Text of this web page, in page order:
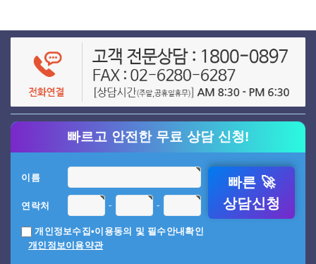
빠르고 안전한 무료 상담 신청!
이름
연락처 - -
개인정보수집•이용동의 및 필수안내확인
개인정보이용약관
빠른 🚀
상담신청